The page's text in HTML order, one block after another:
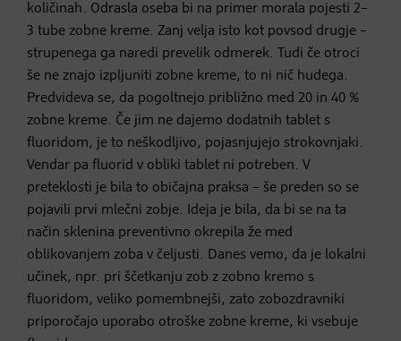
količinah. Odrasla oseba bi na primer morala pojesti 2–
3 tube zobne kreme. Zanj velja isto kot povsod drugje –
strupenega ga naredi prevelik odmerek. Tudi če otroci
še ne znajo izpljuniti zobne kreme, to ni nič hudega.
Predvideva se, da pogoltnejo približno med 20 in 40 %
zobne kreme. Če jim ne dajemo dodatnih tablet s
fluoridom, je to neškodljivo, pojasnjujejo strokovnjaki.
Vendar pa fluorid v obliki tablet ni potreben. V
preteklosti je bila to običajna praksa – še preden so se
pojavili prvi mlečni zobje. Ideja je bila, da bi se na ta
način sklenina preventivno okrepila že med
oblikovanjem zoba v čeljusti. Danes vemo, da je lokalni
učinek, npr. pri ščetkanju zob z zobno kremo s
fluoridom, veliko pomembnejši, zato zobozdravniki
priporočajo uporabo otroške zobne kreme, ki vsebuje